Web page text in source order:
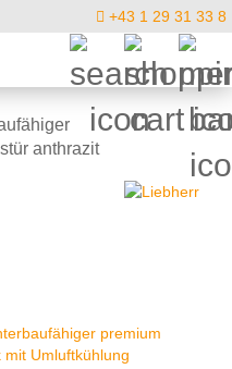
+43 1 29 31 33 8
anthrazit